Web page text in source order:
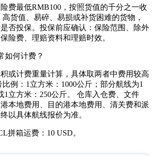
费最低RMB100，按照货值的千分之一收
货值、易碎、易损或补货困难的货物，
否投保。投保前应确认：保险范围、除外
险费、理赔资料和理赔时效。
如何计费？
或计费重量计算，具体取两者中费用较高
例：1立方米：1000公斤；部分航线为1
1立方米：250公斤。 仓库入仓费、文件
本地费用、目的港本地费用、清关费和派
以具体航线报价为准。
拼箱运费：10 USD。